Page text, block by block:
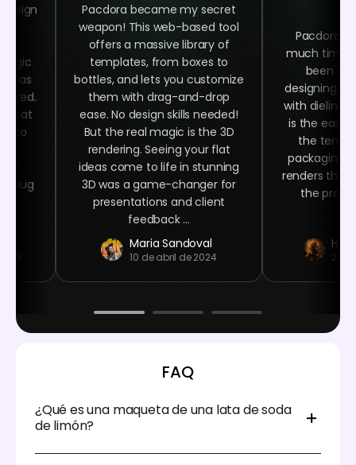
as
at
to
mug
Pacdora became my secret
weapon! This web-based tool
offers a massive library of
templates, from boxes to
bottles, and lets you customize
them with drag-and-drop
ease. No design skills needed!
But the real magic is the 3D
rendering. Seeing your flat
ideas come to life in stunning
3D was a game-changer for
presentations and client
feedback ...
Maria Sandoval
10 de abril de 2024
Pacdora
much time
been
designing,
with
is the easy
the
packaging
renders that
the
24
FAQ
¿Qué es una maqueta de una lata de soda
de limón?